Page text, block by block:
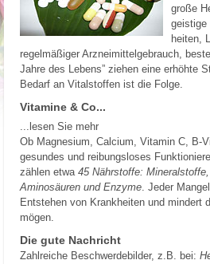
große
geistige
heiten,
regelmäßiger Arzneimittelgebrauch,
Jahre des Lebens” ziehen eine erhöhte
Bedarf an Vitalstoffen ist die Folge.
Vitamine & Co...
...lesen Sie mehr
Ob Magnesium, Calcium, Vitamin C,
gesundes und reibungsloses
zählen etwa 45 Nährstoffe:
Aminosäuren und Enzyme. Jeder
Entstehen von Krankheiten und
mögen.
Die gute Nachricht
Zahlreiche Beschwerdebilder, z.B. bei: